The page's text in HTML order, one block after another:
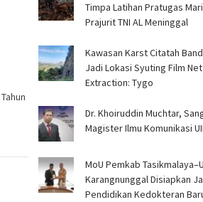
Timpa Latihan Pra­tugas
Prajurit TNI AL Meninggal
Kawasan Karst Citatah
Jadi Lokasi Syuting Film
Extraction: Tygo
Dr. Khoiruddin Muchtar,
Magister Ilmu Komunikasi
MoU Pemkab
Karangnunggal Disiapkan
Pendidikan Kedokteran